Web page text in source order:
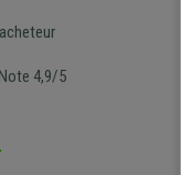
4,9/5